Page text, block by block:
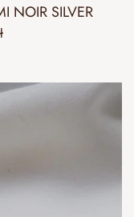
NOIR SILVER